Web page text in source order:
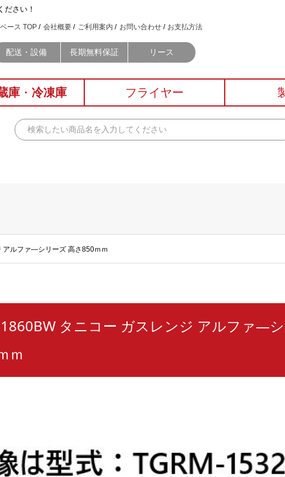
ださい！
ース TOP 会社概要 ご利用案内 お問い合わせ お支払方法
配送・設備 長期無料保証 リース
庫 ・ 冷凍庫 フライヤー
アルファ―シリーズ 高さ850ｍｍ
タニコー ガスレンジ アルファ―
ｍ